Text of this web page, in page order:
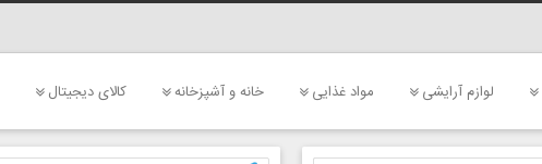
لوازم آرایشی مواد غذایی خانه و آشپزخانه کالای دیجیتال